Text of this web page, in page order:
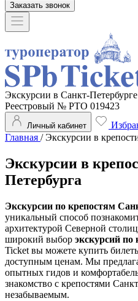
Заказать звонок
Экскурсии в Санкт-
Реестровый № РТО 019423
Личный кабинет
Главная /Экскурсии в
Экскурсии в
Петербурга
Экскурсии по крепостям
уникальный способ
архитектурой Северной
широкий выбор экскурсий по
Ticket вы можете купить
доступным ценам. Мы
опытных гидов и
знакомство с крепостями
незабываемым.